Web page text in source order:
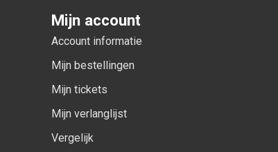
Mijn account
Account informatie
Mijn bestellingen
Mijn tickets
Mijn verlanglijst
Vergelijk